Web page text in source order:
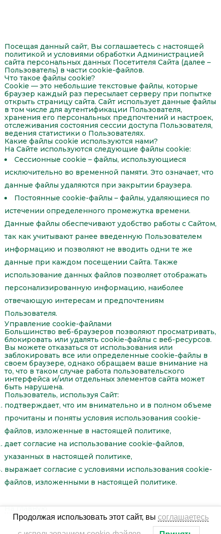
Посещая данный сайт, Вы соглашаетесь с настоящей
политикой и условиями обработки Администрацией
сайта персональных данных Посетителя Сайта (далее –
Пользователь) в части cookie-файлов.
Что такое файлы cookie?
Cookie — это небольшие текстовые файлы, которые
браузер каждый раз пересылает серверу при попытке
открыть страницу сайта. Сайт использует данные файлы
в том числе для аутентификации Пользователя,
хранения его персональных предпочтений и настроек,
отслеживания состояния сессии доступа Пользователя,
ведения статистики о Пользователях.
Какие файлы cookie используются нами?
На Сайте используются следующие файлы cookie:
Сессионные cookie – файлы, использующиеся
исключительно во временной памяти. Это означает, что
данные файлы удаляются при закрытии браузера.
Постоянные cookie-файлы – файлы, удаляющиеся по
истечении определенного промежутка времени.
Данные файлы обеспечивают удобство работы с Сайтом,
так как учитывают ранее введенную Пользователем
информацию и позволяют не вводить одни те же
данные при каждом посещении Сайта. Также
использование данных файлов позволяет отображать
персонализированную информацию, наиболее
отвечающую интересам и предпочтениям
Пользователя.
Управление cookie-файлами
Большинство веб-браузеров позволяют просматривать,
блокировать или удалять cookie-файлы с веб-ресурсов.
Вы можете отказаться от использования или
заблокировать все или определенные cookie-файлы в
своем браузере, однако обращаем ваше внимание на
то, что в таком случае работа пользовательского
интерфейса и/или отдельных элементов сайта может
быть нарушена.
Пользователь, используя Сайт:
подтверждает, что им внимательно и в полном объеме
прочитаны и поняты условия использования cookie-
файлов, изложенные в настоящей политике,
дает согласие на использование cookie-файлов,
указанных в настоящей политике,
выражает согласие с условиями использования cookie-
файлов, изложенными в настоящей политике.
На главную
Продолжая использовать этот сайт, вы соглашаетесь